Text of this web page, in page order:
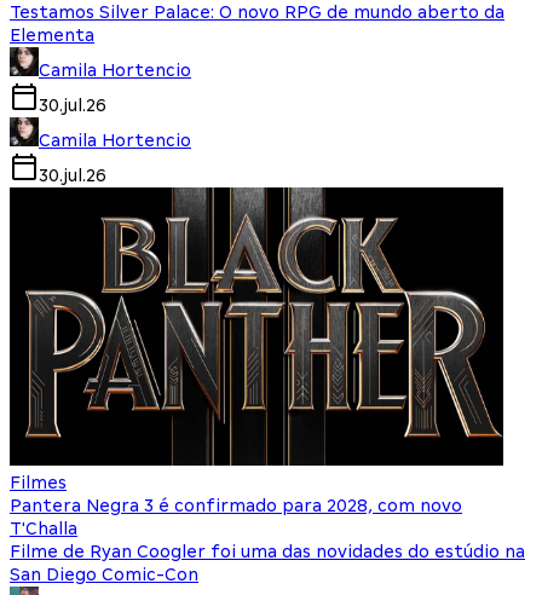
Testamos Silver Palace: O novo RPG de mundo aberto da
Elementa
Camila Hortencio
30.jul.26
Camila Hortencio
30.jul.26
Filmes
Pantera Negra 3 é confirmado para 2028, com novo
T'Challa
Filme de Ryan Coogler foi uma das novidades do estúdio na
San Diego Comic-Con